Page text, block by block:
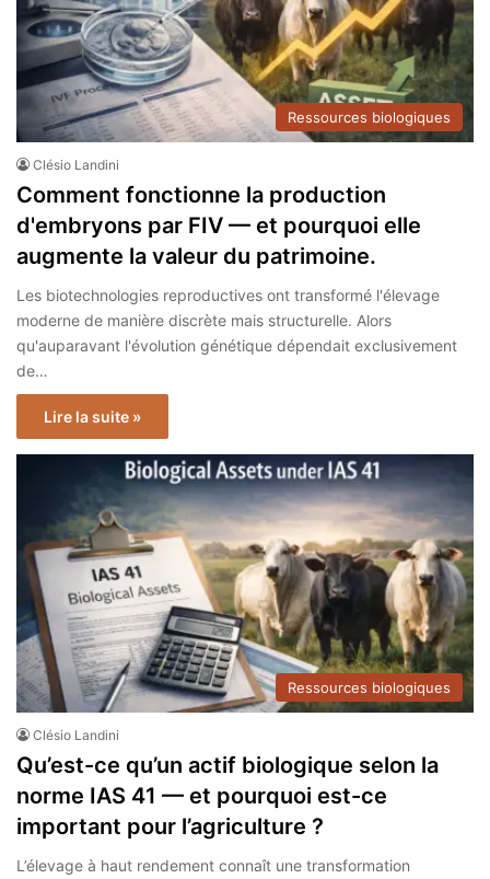
Ressources biologiques
Clésio Landini
Comment fonctionne la production
d'embryons par FIV — et pourquoi elle
augmente la valeur du patrimoine.
Les biotechnologies reproductives ont transformé l'élevage
moderne de manière discrète mais structurelle. Alors
qu'auparavant l'évolution génétique dépendait exclusivement
de…
Lire la suite »
Ressources biologiques
Clésio Landini
Qu’est-ce qu’un actif biologique selon la
norme IAS 41 — et pourquoi est-ce
important pour l’agriculture ?
L’élevage à haut rendement connaît une transformation